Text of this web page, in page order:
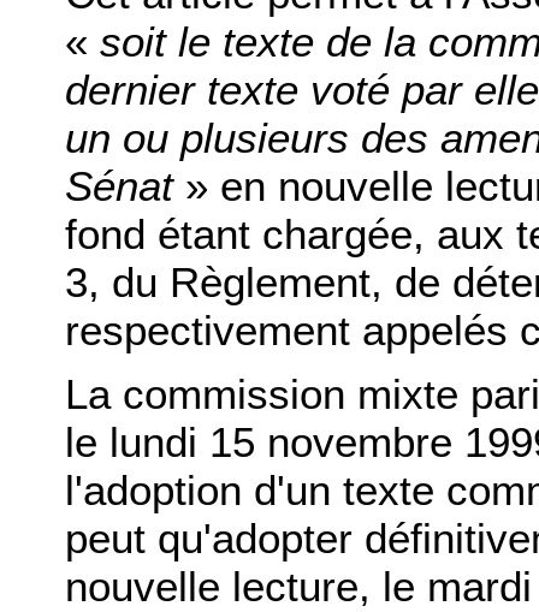
« soit le texte de la
dernier texte voté par
un ou plusieurs des
Sénat » en nouvelle
fond étant chargée, aux
3, du Règlement, de
respectivement appelés
La commission mixte
le lundi 15 novembre
l'adoption d'un texte
peut qu'adopter
nouvelle lecture, le